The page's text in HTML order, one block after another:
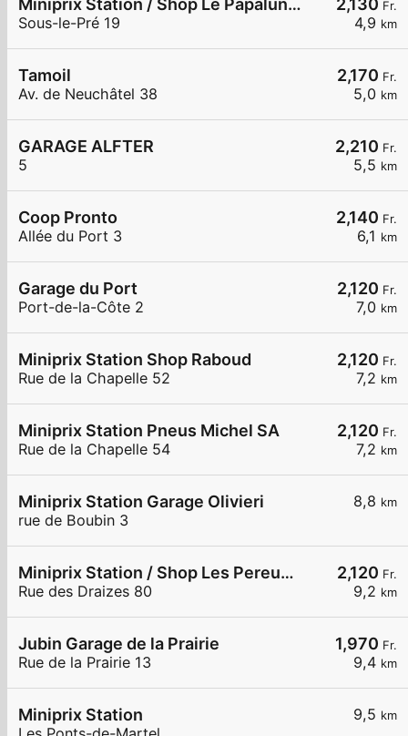
2,130 Fr.
4,9 km
Miniprix Station / Shop Le Papaluna Shop
Sous-le-Pré 19
2,170 Fr.
5,0 km
Tamoil
Av. de Neuchâtel 38
2,210 Fr.
5,5 km
GARAGE ALFTER
5
2,140 Fr.
6,1 km
Coop Pronto
Allée du Port 3
2,120 Fr.
7,0 km
Garage du Port
Port-de-la-Côte 2
2,120 Fr.
7,2 km
Miniprix Station Shop Raboud
Rue de la Chapelle 52
2,120 Fr.
7,2 km
Miniprix Station Pneus Michel SA
Rue de la Chapelle 54
8,8 km
Miniprix Station Garage Olivieri
rue de Boubin 3
2,120 Fr.
9,2 km
Miniprix Station / Shop Les Pereuses
Rue des Draizes 80
1,970 Fr.
9,4 km
Jubin Garage de la Prairie
Rue de la Prairie 13
9,5 km
Miniprix Station